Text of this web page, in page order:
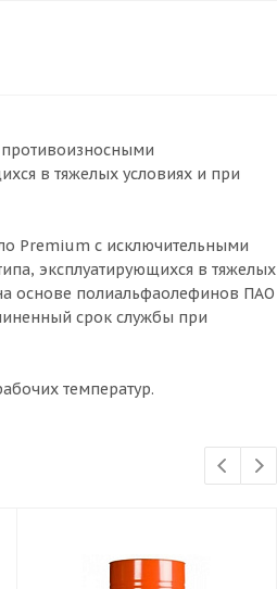
противоизносными
в тяжелых условиях и при
Premium с исключительными
эксплуатирующихся в тяжелых
основе полиальфаолефинов ПАО
срок службы при
температур.